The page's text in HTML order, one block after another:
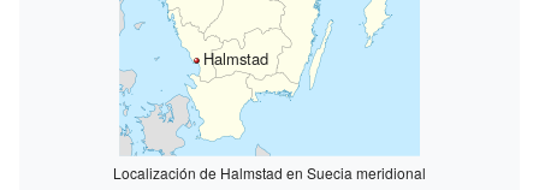
Halmstad
Localización de Halmstad en Suecia meridional